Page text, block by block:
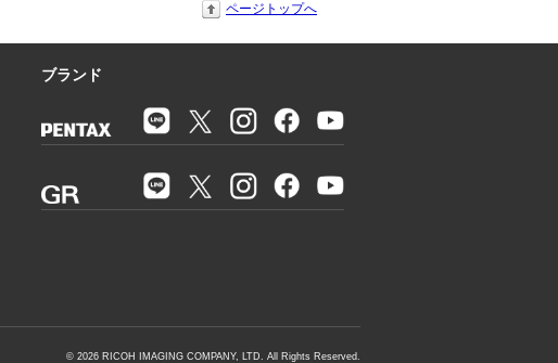
ページトップへ
ブランド
© 2026 RICOH IMAGING COMPANY, LTD. All Rights Reserved.